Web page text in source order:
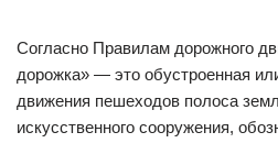
Согласно Правилам дорожного
дорожка» — это обустроенная
движения пешеходов полоса
искусственного сооружения,